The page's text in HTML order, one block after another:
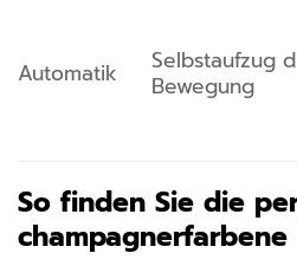
Automatik
Selbstaufzug
Bewegung
So finden Sie die
champagnerfarbene